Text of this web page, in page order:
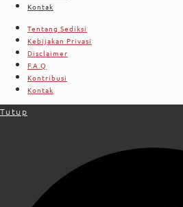
Kontak
Tentang Sediksi
Kebijakan Privasi
Disclaimer
F.A.Q
Kontribusi
Kontak
Tutup